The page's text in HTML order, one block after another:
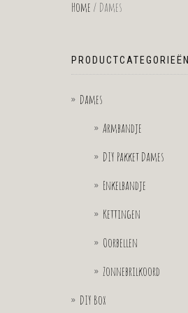
Home / Dames
PRODUCTCATEGORIEËN
Dames
Armbandje
DIY Pakket Dames
Enkelbandje
Kettingen
Oorbellen
Zonnebrilkoord
DIY Box